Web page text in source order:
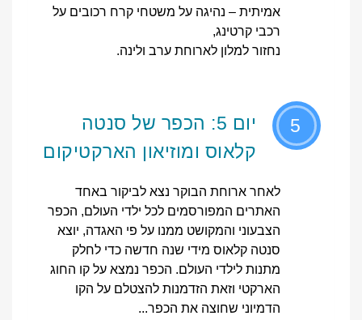
אמיתית – נהיגה על משטחי קרח רכובים על
רכבי קרטינג,
נחזור למלון לארוחת ערב ולינה.
5
יום 5: הכפר של סנטה
קלאוס ומוזיאון הארקטיקום
לאחר ארוחת הבוקר נצא לביקור באחד
האתרים המפורסמים לכל ילדי העולם, הכפר
הצבעוני והמקושט ממנו על פי האגדה, יוצא
סנטה קלאוס מידי שנה חדשה כדי לחלק
מתנות לילדי העולם. הכפר נמצא על קו החוג
הארקטי וזאת הזדמנות להצטלם על הקו
הדמיוני שחוצה את הכפר...